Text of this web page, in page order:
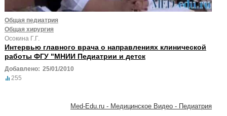
Общая педиатрия
Общая хирургия
Осокина Г.Г.
Интервью главного врача о направлениях клинической
работы ФГУ "МНИИ Педиатрии и детск
Добавлено: 25/01/2010
255
Med-Edu.ru - Медицинское Видео - Педиатрия